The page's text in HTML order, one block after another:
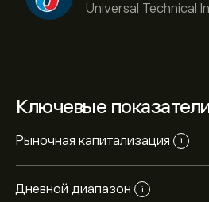
Universal Technical
Ключевые
Рыночная капитализация i
Дневной диапазон i